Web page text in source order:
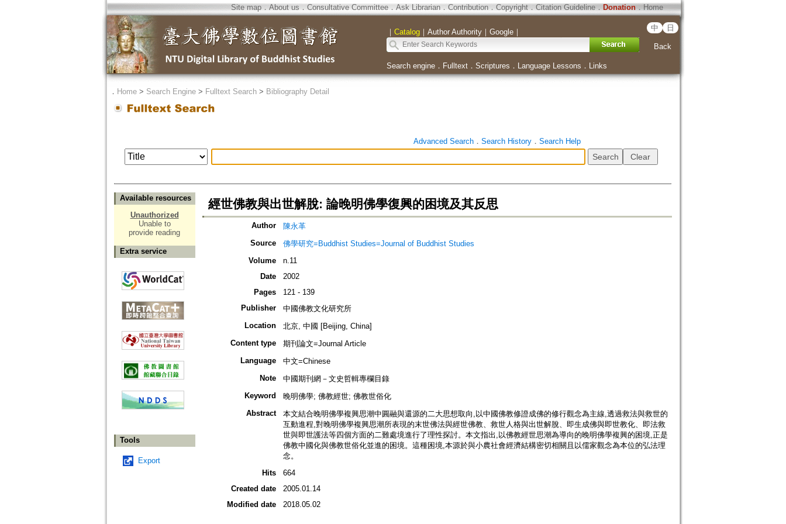
Site map．About us ． Consultative Committee． Ask Librarian． Contribution．Copyright．Citation Guideline． Donation．Home
｜ Catalog｜ Author Authority｜ Google｜ 中 日
Back
Search engine． Fulltext． Scriptures ． Language Lessons ． Links
． Home> Search Engine> Fulltext Search> Bibliography Detail
Advanced Search． Search History． Search Help
Available resources
Unauthorized
Unable to
provide reading
Extra service
Tools
Export
經世佛教與出世解脫: 論晚明佛學復興的困境及其反思
Author
陳永革
Source
佛學研究=Buddhist Studies=Journal of Buddhist Studies
Volume
n.11
Date
2002
Pages
121 - 139
Publisher
中國佛教文化研究所
Location
北京, 中國 [Beijing, China]
Content type
期刊論文=Journal Article
Language
中文=Chinese
Note
中國期刊網－文史哲輯專欄目錄
Keyword
晚明佛學; 佛教經世; 佛教世俗化
Abstract
本文結合晚明佛學複興思潮中圓融與還源的二大思想取向,以中國佛教修證成佛的修行觀念為主線,透過救法與救世的
互動進程,對晚明佛學複興思潮所表現的末世佛法與經世佛教、救世人格與出世解脫、即生成佛與即世教化、即法救
世與即世護法等四個方面的二難處境進行了理性探討。本文指出,以佛教經世思潮為導向的晚明佛學複興的困境,正是
佛教中國化與佛教世俗化並進的困境。這種困境,本源於與小農社會經濟結構密切相關且以儒家觀念為本位的弘法理
念。
Hits
664
Created date
2005.01.14
Modified date
2018.05.02